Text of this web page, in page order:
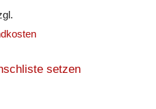
setzen